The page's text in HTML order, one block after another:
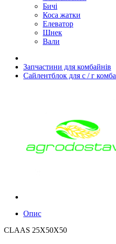
Бичі
Коса жатки
Елеватор
Шнек
Вали
Запчастини для комбайнів
Сайлентблок для с / г
Опис
CLAAS 25X50X50